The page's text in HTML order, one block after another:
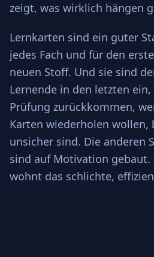
zeigt, was wirklich hängen
Lernkarten sind ein guter
jedes Fach und für den
neuen Stoff. Und sie sind
Lernende in den letzten
Prüfung zurückkommen,
Karten wiederholen wollen,
unsicher sind. Die anderen
sind auf Motivation gebaut.
wohnt das schlichte,